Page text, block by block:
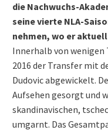
die Nachwuchs-
seine vierte NLA-
nehmen, wo er
Innerhalb von wenigen
2016 der Transfer mit
Dudovic abgewickelt.
Aufsehen gesorgt und
skandinavischen,
umgarnt. Das